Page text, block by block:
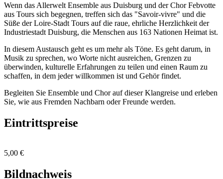
Wenn das Allerwelt Ensemble aus Duisburg und der Chor Febvotte
aus Tours sich begegnen, treffen sich das "Savoir-vivre" und die
Süße der Loire-Stadt Tours auf die raue, ehrliche Herzlichkeit der
Industriestadt Duisburg, die Menschen aus 163 Nationen Heimat ist.
In diesem Austausch geht es um mehr als Töne. Es geht darum, in
Musik zu sprechen, wo Worte nicht ausreichen, Grenzen zu
überwinden, kulturelle Erfahrungen zu teilen und einen Raum zu
schaffen, in dem jeder willkommen ist und Gehör findet.
Begleiten Sie Ensemble und Chor auf dieser Klangreise und erleben
Sie, wie aus Fremden Nachbarn oder Freunde werden.
Eintrittspreise
5,00 €
Bildnachweis